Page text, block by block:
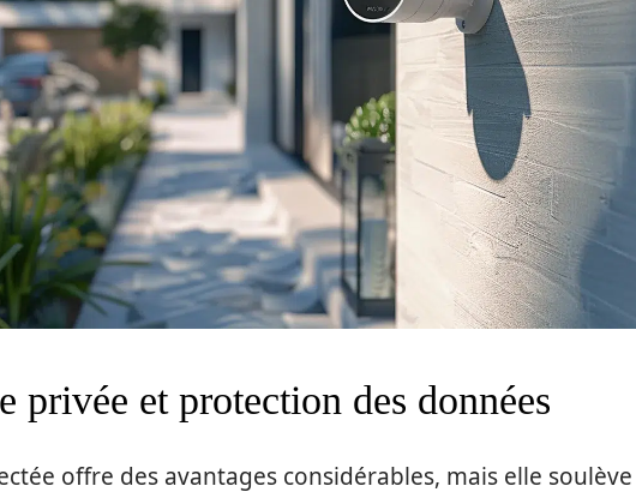
privée et protection des données
offre des avantages considérables, mais elle soulève